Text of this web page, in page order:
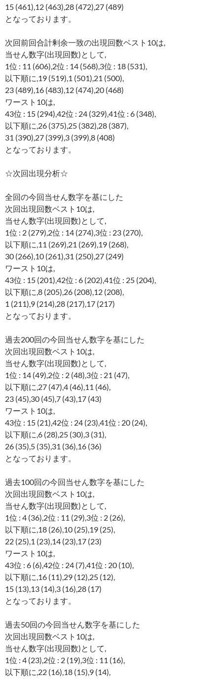
15 (461),12 (463),28 (472),27 (489)
となっております。
次回前回合計剰余一致の出現回数ベスト10は,
当せん数字(出現回数)として,
1位 : 11 (606),2位 : 14 (568),3位 : 18 (531),
以下順に,19 (519),1 (501),21 (500),
23 (489),16 (483),12 (474),20 (468)
ワースト10は,
43位 : 15 (294),42位 : 24 (329),41位 : 6 (348),
以下順に,26 (375),25 (382),28 (387),
31 (390),27 (399),3 (399),8 (408)
となっております。
☆次回出現分析☆
全回の今回当せん数字を基にした
次回出現回数ベスト10は,
当せん数字(出現回数)として,
1位 : 2 (279),2位 : 14 (274),3位 : 23 (270),
以下順に,11 (269),21 (269),19 (268),
30 (266),10 (261),31 (250),27 (249)
ワースト10は,
43位 : 15 (201),42位 : 6 (202),41位 : 25 (204),
以下順に,8 (205),26 (208),12 (208),
1 (211),9 (214),28 (217),17 (217)
となっております。
過去200回の今回当せん数字を基にした
次回出現回数ベスト10は,
当せん数字(出現回数)として,
1位 : 14 (49),2位 : 2 (48),3位 : 21 (47),
以下順に,27 (47),4 (46),11 (46),
23 (45),30 (45),7 (43),17 (43)
ワースト10は,
43位 : 15 (21),42位 : 24 (23),41位 : 20 (24),
以下順に,6 (28),25 (30),3 (31),
26 (35),5 (35),31 (36),16 (36)
となっております。
過去100回の今回当せん数字を基にした
次回出現回数ベスト10は,
当せん数字(出現回数)として,
1位 : 4 (36),2位 : 11 (29),3位 : 2 (26),
以下順に,18 (26),10 (25),19 (25),
22 (25),1 (23),14 (23),17 (23)
ワースト10は,
43位 : 6 (6),42位 : 24 (7),41位 : 20 (10),
以下順に,16 (11),29 (12),25 (12),
15 (13),13 (14),3 (16),28 (17)
となっております。
過去50回の今回当せん数字を基にした
次回出現回数ベスト10は,
当せん数字(出現回数)として,
1位 : 4 (23),2位 : 2 (19),3位 : 11 (16),
以下順に,22 (16),18 (15),9 (14),